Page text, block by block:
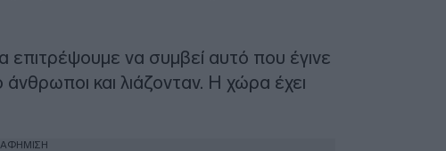
να συμβεί αυτό που έγινε
και λιάζονταν. Η χώρα έχει